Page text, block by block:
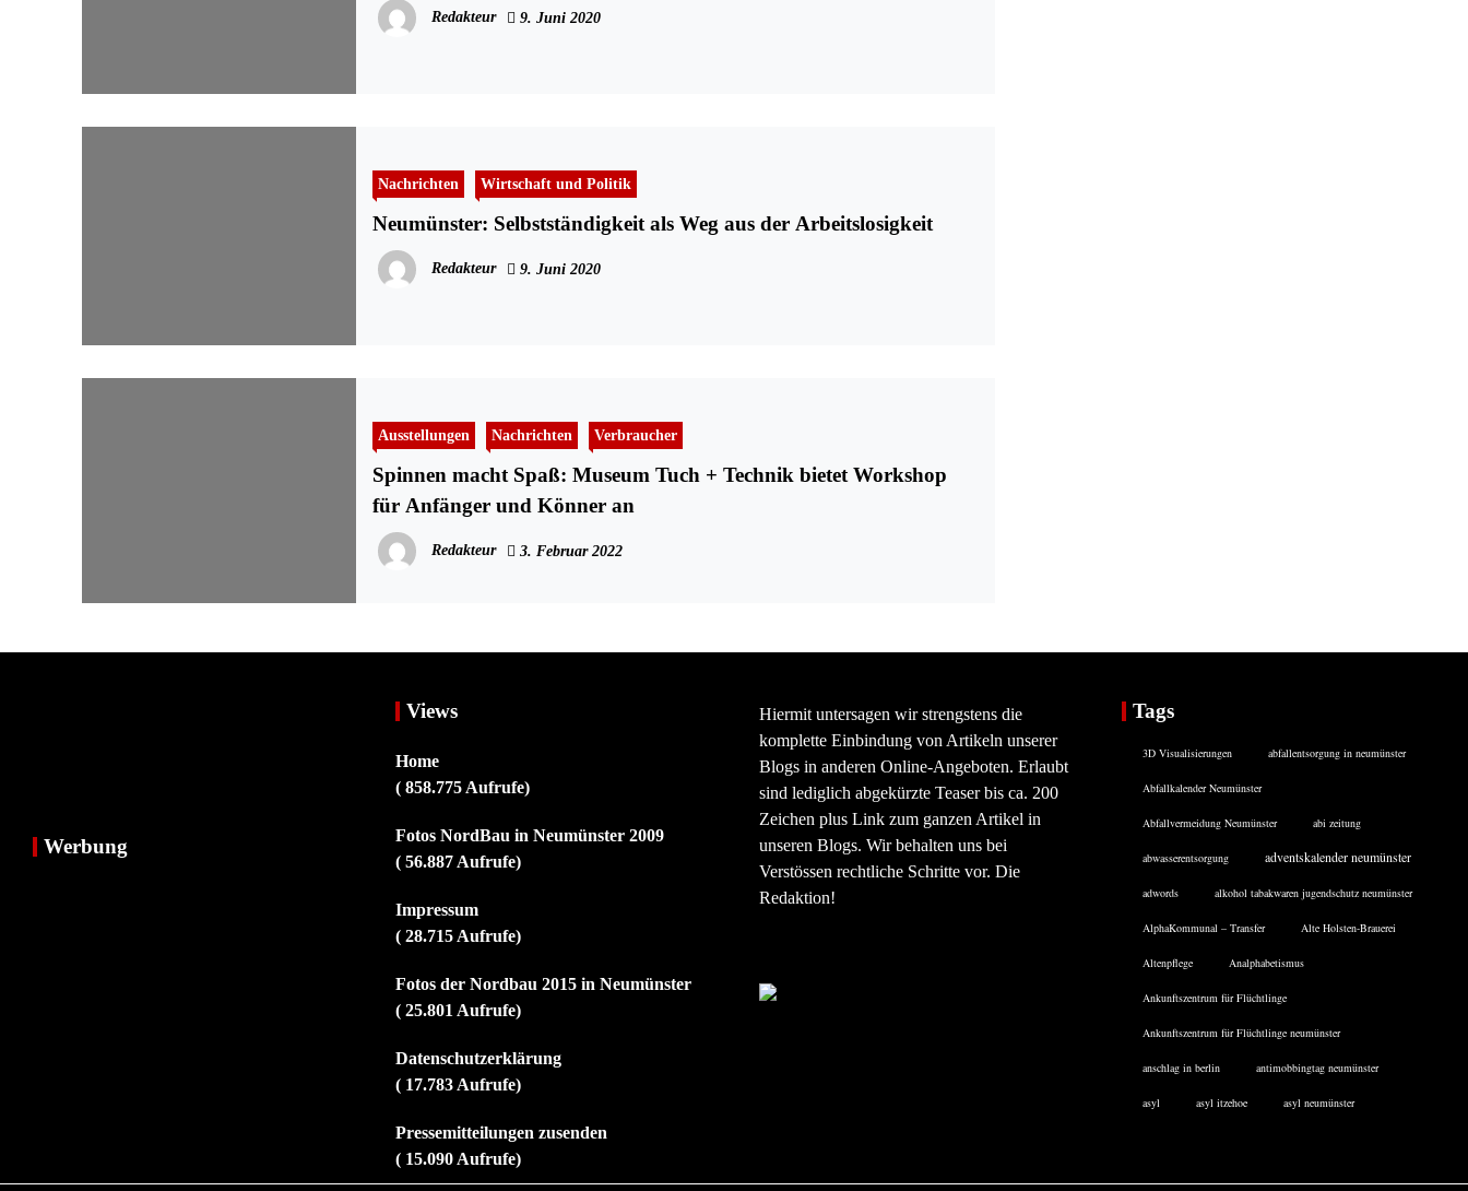
Redakteur 9. Juni 2020
Nachrichten Wirtschaft und Politik
Neumünster: Selbstständigkeit als Weg aus der Arbeitslosigkeit
Redakteur 9. Juni 2020
Ausstellungen Nachrichten Verbraucher
Spinnen macht Spaß: Museum Tuch + Technik bietet Workshop
für Anfänger und Könner an
Redakteur 3. Februar 2022
Werbung
Views
Home
( 858.775 Aufrufe)
Fotos NordBau in Neumünster 2009
( 56.887 Aufrufe)
Impressum
( 28.715 Aufrufe)
Fotos der Nordbau 2015 in Neumünster
( 25.801 Aufrufe)
Datenschutzerklärung
( 17.783 Aufrufe)
Pressemitteilungen zusenden
( 15.090 Aufrufe)
Hiermit untersagen wir strengstens die
komplette Einbindung von Artikeln unserer
Blogs in anderen Online-Angeboten. Erlaubt
sind lediglich abgekürzte Teaser bis ca. 200
Zeichen plus Link zum ganzen Artikel in
unseren Blogs. Wir behalten uns bei
Verstössen rechtliche Schritte vor. Die
Redaktion!
Tags
3D Visualisierungen abfallentsorgung in neumünster
Abfallkalender Neumünster
Abfallvermeidung Neumünster abi zeitung
abwasserentsorgung adventskalender neumünster
adwords alkohol tabakwaren jugendschutz neumünster
AlphaKommunal – Transfer Alte Holsten-Brauerei
Altenpflege Analphabetismus
Ankunftszentrum für Flüchtlinge
Ankunftszentrum für Flüchtlinge neumünster
anschlag in berlin antimobbingtag neumünster
asyl asyl itzehoe asyl neumünster